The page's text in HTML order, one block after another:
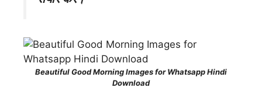
Beautiful Good Morning Images for Whatsapp Hindi
Download